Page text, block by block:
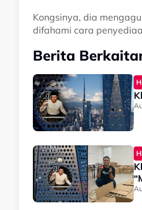
Kongsinya, dia
difahami cara
Berita